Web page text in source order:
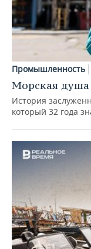
Промышленность
Морская душа
История
который 32 года